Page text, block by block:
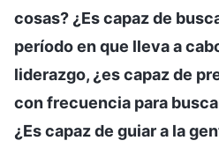
cosas? ¿Es capaz de
período en que lleva a
liderazgo, ¿es capaz de
con frecuencia para
¿Es capaz de guiar a la